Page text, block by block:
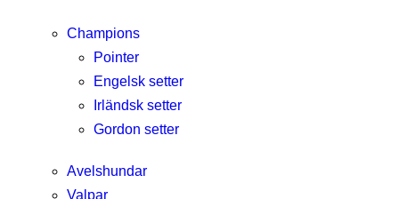
Champions
Pointer
Engelsk setter
Irländsk setter
Gordon setter
Avelshundar
Valpar